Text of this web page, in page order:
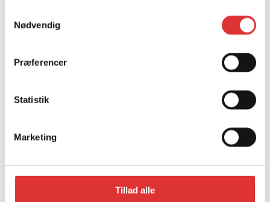
Nødvendig
Præferencer
Statistik
Marketing
Tillad alle